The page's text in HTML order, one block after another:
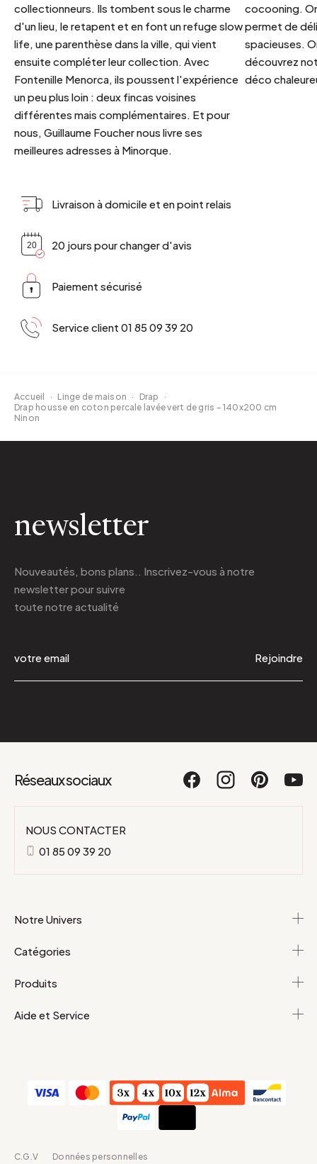
collectionneurs. Ils tombent sous le charme
d'un lieu, le retapent et en font un refuge slow
life, une parenthèse dans la ville, qui vient
ensuite compléter leur collection. Avec
Fontenille Menorca, ils poussent l'expérience
un peu plus loin : deux fincas voisines
différentes mais complémentaires. Et pour
nous, Guillaume Foucher nous livre ses
meilleures adresses à Minorque.
cocooning.
permet de
spacieuses.
découvrez
déco
Livraison à domicile et en point relais
20 jours pour changer d'avis
Paiement sécurisé
Service client 01 85 09 39 20
Accueil · Linge de maison · Drap
·
Drap housse en coton percale lavée vert de gris - 140x200 cm
Ninon
newsletter
Nouveautés, bons plans.. Inscrivez-vous à notre
newsletterpour suivre
toute notre actualité
Rejoindre
Réseaux sociaux
NOUS CONTACTER
01 85 09 39 20
Notre Univers
Catégories
Produits
Aide et Service
C.G.V Données personnelles